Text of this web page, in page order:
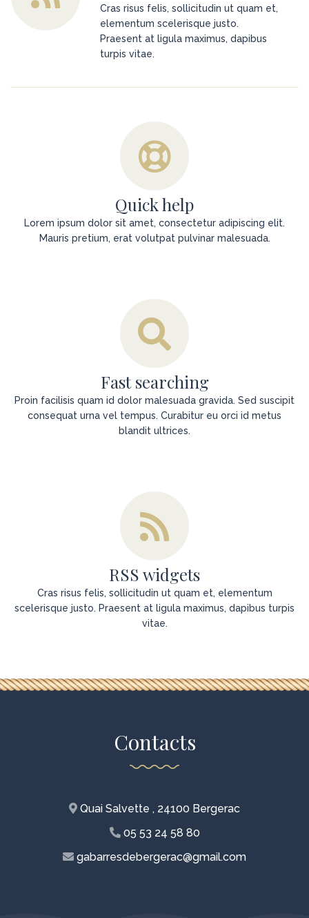
Cras risus felis, sollicitudin ut quam et,
elementum scelerisque justo.
Praesent at ligula maximus, dapibus
turpis vitae.
Quick help
Lorem ipsum dolor sit amet, consectetur adipiscing elit.
Mauris pretium, erat volutpat pulvinar malesuada.
Fast searching
Proin facilisis quam id dolor malesuada gravida. Sed suscipit
consequat urna vel tempus. Curabitur eu orci id metus
blandit ultrices.
RSS widgets
Cras risus felis, sollicitudin ut quam et, elementum
scelerisque justo. Praesent at ligula maximus, dapibus turpis
vitae.
Contacts
Quai Salvette , 24100 Bergerac
05 53 24 58 80
gabarresdebergerac@gmail.com